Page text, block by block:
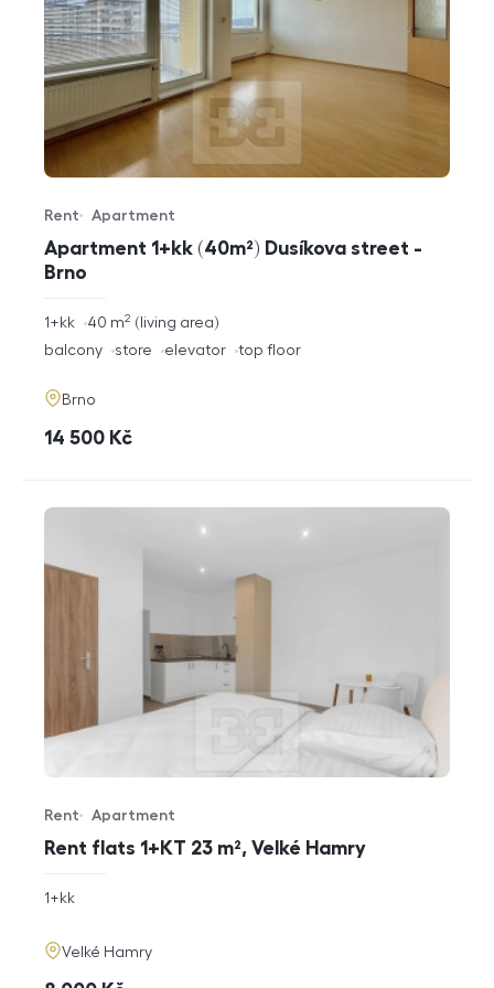
Apartment 1+kk (40m²) Dusíkova street -
Brno
Offer type
Rent
Property type
Apartment
rozměry
1+kk living area
40 m2
funkce
balcony store elevator top floor
adresa
Brno
cena
14 500 Kč
Rent flats 1+KT 23 m², Velké Hamry
Offer type
Rent
Property type
Apartment
rozměry
1+kk
adresa
Velké Hamry